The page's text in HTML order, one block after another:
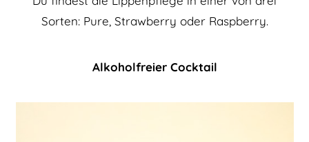
Sorten: Pure, Strawberry oder Raspberry.
Alkoholfreier Cocktail